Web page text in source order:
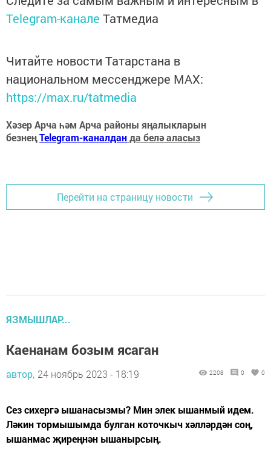
Telegram-канале Татмедиа
Читайте новости Татарстана в
национальном мессенджере MАХ:
https://max.ru/tatmedia
Хәзер Арча һәм Арча районы яңалыкларын
безнеңTelegram-каналданда белә аласыз
Перейти на страницу новости
ЯЗМЫШЛАР...
Каенанам бозым ясаган
автор, 24 ноябрь 2023 - 18:19 2208 0 0
Сез сихергә ышанасызмы? Мин элек ышанмый идем.
Ләкин тормышымда булган коточкыч хәлләрдән соң,
ышанмас җиреңнән ышанырсың.